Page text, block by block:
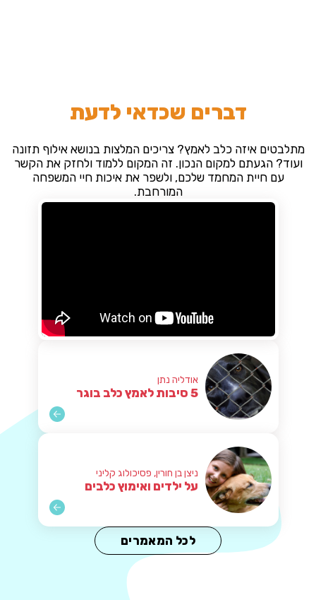
דברים שכדאי לדעת
מתלבטים איזה כלב לאמץ? צריכים המלצות בנושא אילוף תזונה
ועוד? הגעתם למקום הנכון. זה המקום ללמוד ולחזק את הקשר
עם חיית המחמד שלכם, ולשפר את איכות חיי המשפחה
המורחבת.
אודליה נתן
5 סיבות לאמץ כלב בוגר
ניצן בן חורין, פסיכולוג קליני
על ילדים ואימוץ כלבים
לכל המאמרים